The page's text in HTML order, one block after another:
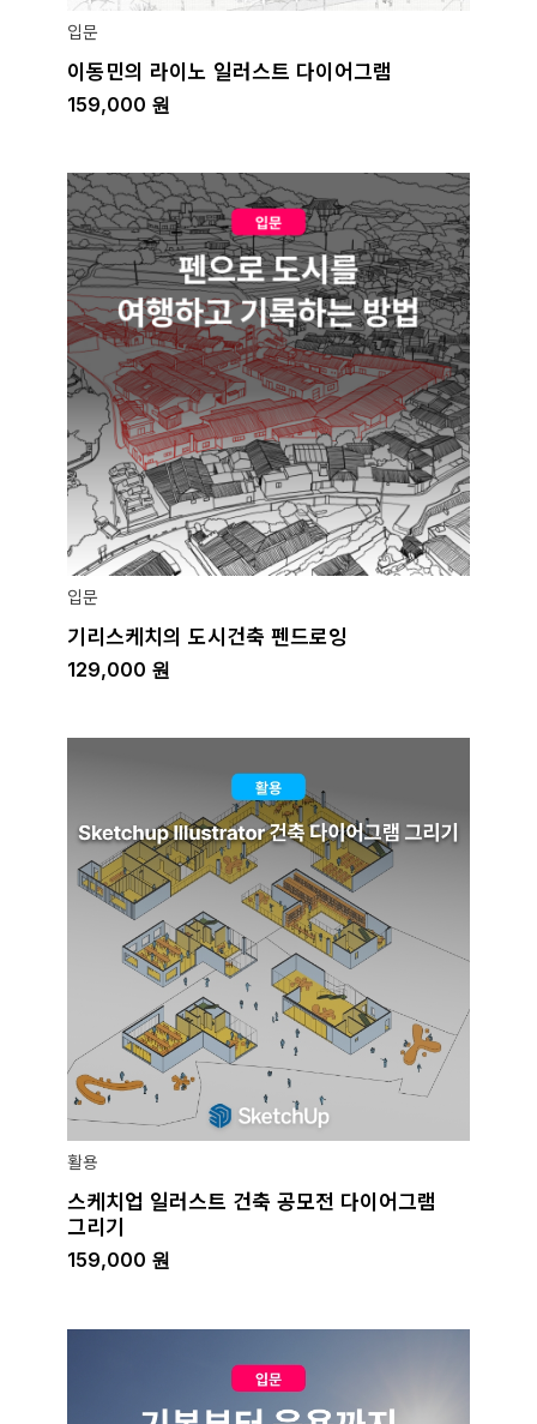
입문
이동민의 라이노 일러스트 다이어그램
159,000 원
입문
기리스케치의 도시건축 펜드로잉
129,000 원
활용
스케치업 일러스트 건축 공모전 다이어그램
그리기
159,000 원